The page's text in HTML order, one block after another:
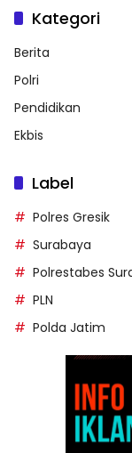
Kategori
Berita
Polri
Pendidikan
Ekbis
Label
Polres Gresik
Surabaya
Polrestabes
PLN
Polda Jatim